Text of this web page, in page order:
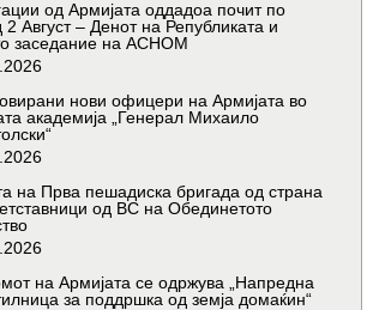
од Армијата оддадоа почит по
2 Август – Денот на Републиката и
заседание на АСНОМ
нови офицери на Армијата во
академија „Генерал Михаило
на Прва пешадиска бригада од страна
од ВС на Обединетото
на Армијата се одржува „Напредна
за поддршка од земја домаќин“